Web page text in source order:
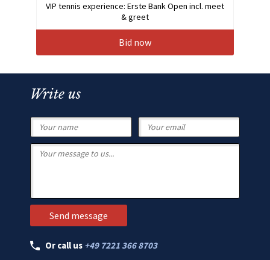
VIP tennis experience: Erste Bank Open incl. meet
& greet
Bid now
Write us
Or call us +49 7221 366 8703